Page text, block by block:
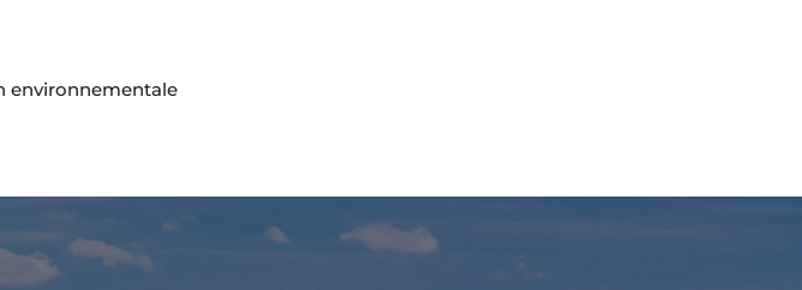
environnementale